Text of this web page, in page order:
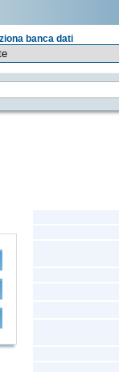
banca dati